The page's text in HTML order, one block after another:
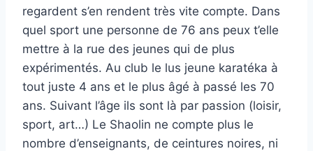
regardent s’en rendent très vite compte. Dans
quel sport une personne de 76 ans peux t’elle
mettre à la rue des jeunes qui de plus
expérimentés. Au club le lus jeune karatéka à
tout juste 4 ans et le plus âgé à passé les 70
ans. Suivant l’âge ils sont là par passion (loisir,
sport, art…) Le Shaolin ne compte plus le
nombre d’enseignants, de ceintures noires, ni